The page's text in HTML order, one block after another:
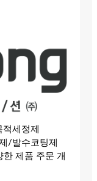
세정제
/발수코팅제
제품 주문 개